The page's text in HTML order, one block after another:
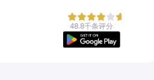
48.8千条评分